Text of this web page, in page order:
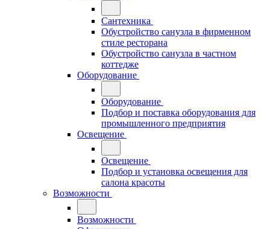
Сантехника
Обустройство санузла в фирменном
стиле ресторана
Обустройство санузла в частном
коттедже
Оборудование
Оборудование
Подбор и поставка оборудования для
промышленного предприятия
Освещение
Освещение
Подбор и установка освещения для
салона красоты
Возможности
Возможности